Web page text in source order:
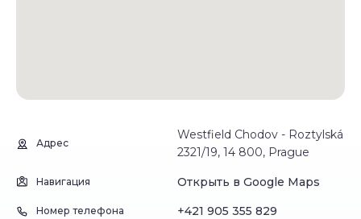
Адрес
Westfield Chodov - Roztylská
2321/19, 14 800, Prague
Навигация Открыть в Google Maps
Номер телефона +421 905 355 829